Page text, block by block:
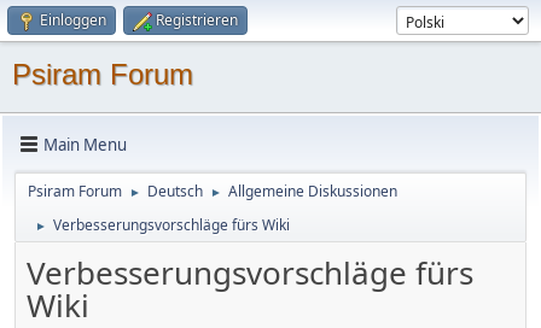
Einloggen Registrieren
Psiram Forum
Main Menu
Psiram Forum ► Deutsch ► Allgemeine Diskussionen
► Verbesserungsvorschläge fürs Wiki
Verbesserungsvorschläge fürs
Wiki